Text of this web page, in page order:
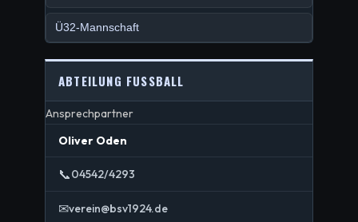
Ü32-Mannschaft
ABTEILUNG FUSSBALL
Ansprechpartner
Oliver Oden
📞04542/4293
✉verein@bsv1924.de